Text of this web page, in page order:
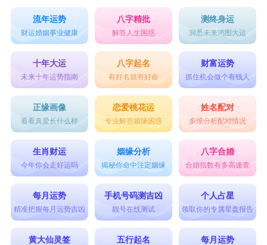
流年运势
财运婚姻事业健康
八字精批
解答人生困惑
测终身运
洞悉未来鸿图大运
十年大运
未来十年运势指南
八字起名
有好名就有好命
财富运势
抓住机会做个有钱人
正缘画像
看看真爱长什么样
恋爱桃花运
专业解答姻缘困惑
姓名配对
多维分析配对情况
生肖财运
今年你会走好运吗
姻缘分析
揭秘你命中注定姻缘
八字合婚
合婚指数有多高速查
每月运势
精准把握每月运势吉凶
手机号码测吉凶
靓号在线测试
个人占星
领取你的专属星盘报告
黄大仙灵签 五行起名 每月运势